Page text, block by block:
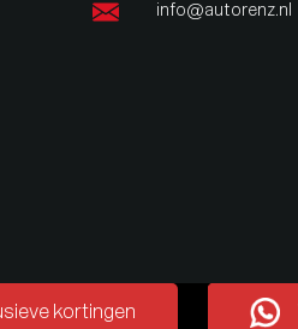
info@autorenz.nl
kortingen